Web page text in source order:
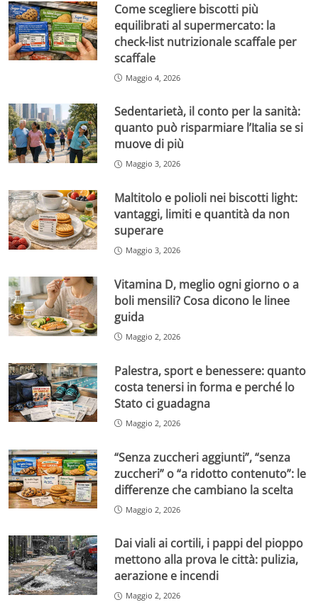
Come scegliere biscotti più
equilibrati al supermercato: la
check-list nutrizionale scaffale per
scaffale
Maggio 4, 2026
Sedentarietà, il conto per la sanità:
quanto può risparmiare l’Italia se si
muove di più
Maggio 3, 2026
Maltitolo e polioli nei biscotti light:
vantaggi, limiti e quantità da non
superare
Maggio 3, 2026
Vitamina D, meglio ogni giorno o a
boli mensili? Cosa dicono le linee
guida
Maggio 2, 2026
Palestra, sport e benessere: quanto
costa tenersi in forma e perché lo
Stato ci guadagna
Maggio 2, 2026
“Senza zuccheri aggiunti”, “senza
zuccheri” o “a ridotto contenuto”: le
differenze che cambiano la scelta
Maggio 2, 2026
Dai viali ai cortili, i pappi del pioppo
mettono alla prova le città: pulizia,
aerazione e incendi
Maggio 2, 2026